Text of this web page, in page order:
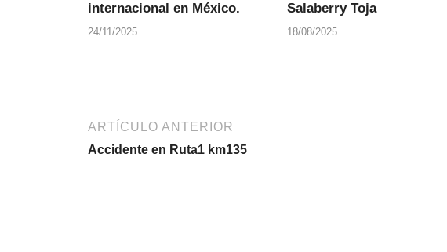
internacional en México.
24/11/2025
Salaberry Toja
18/08/2025
ARTÍCULO ANTERIOR
Accidente en Ruta1 km135